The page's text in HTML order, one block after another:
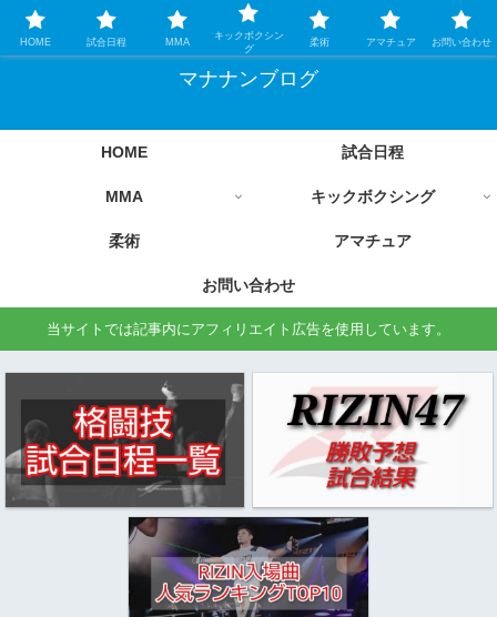
格闘技情報を中心に毎日更新します
マナナンブログ
HOME 試合日程
MMA キックボクシング
柔術 アマチュア
お問い合わせ
当サイトでは記事内にアフィリエイト広告を使用しています。
HOME 試合日程 MMA
キックボクシン
グ
柔術 アマチュア お問い合わせ